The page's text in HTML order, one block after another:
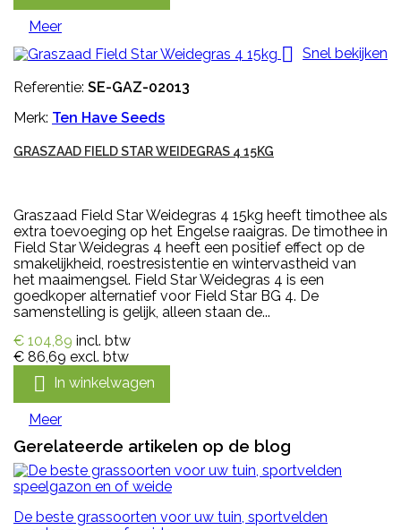
Meer

Snel bekijken
Referentie: SE-GAZ-02013
Merk: Ten Have Seeds
GRASZAAD FIELD STAR WEIDEGRAS 4 15KG
Graszaad Field Star Weidegras 4 15kg heeft timothee als
extra toevoeging op het Engelse raaigras. De timothee in
Field Star Weidegras 4 heeft een positief effect op de
smakelijkheid, roestresistentie en wintervastheid van
het maaimengsel. Field Star Weidegras 4 is een
goedkoper alternatief voor Field Star BG 4. De
samenstelling is gelijk, alleen staan de...
€ 104,89 incl. btw
€ 86,69 excl. btw
 In winkelwagen
Meer
Gerelateerde artikelen op de blog
De beste grassoorten voor uw tuin, sportvelden